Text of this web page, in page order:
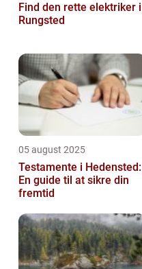
Find den rette elektriker i
Rungsted
05 august 2025
Testamente i Hedensted:
En guide til at sikre din
fremtid